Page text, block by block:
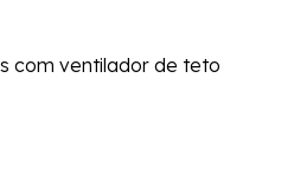
com ventilador de teto